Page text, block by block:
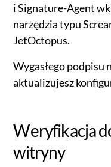
i Signature-Agent
narzędzia typu
JetOctopus.
Wygasłego podpisu
aktualizujesz
Weryfikacja
witryny